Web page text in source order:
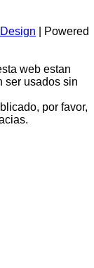
| Powered
web estan
ser usados sin
por favor,